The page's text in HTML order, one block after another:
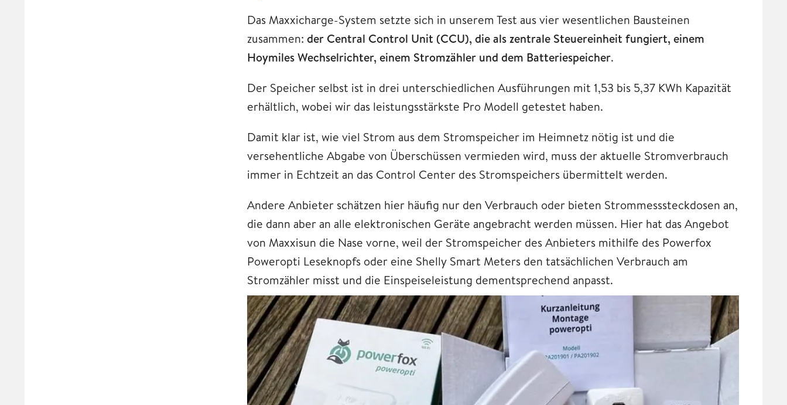
Das Maxxicharge-System setzte sich in unserem Test aus vier wesentlichen Bausteinen
zusammen: der Central Control Unit (CCU), die als zentrale Steuereinheit fungiert, einem
Hoymiles Wechselrichter, einem Stromzähler und dem Batteriespeicher.
Der Speicher selbst ist in drei unterschiedlichen Ausführungen mit 1,53 bis 5,37 KWh Kapazität
erhältlich, wobei wir das leistungsstärkste Pro Modell getestet haben.
Damit klar ist, wie viel Strom aus dem Stromspeicher im Heimnetz nötig ist und die
versehentliche Abgabe von Überschüssen vermieden wird, muss der aktuelle Stromverbrauch
immer in Echtzeit an das Control Center des Stromspeichers übermittelt werden.
Andere Anbieter schätzen hier häufig nur den Verbrauch oder bieten Strommesssteckdosen an,
die dann aber an alle elektronischen Geräte angebracht werden müssen. Hier hat das Angebot
von Maxxisun die Nase vorne, weil der Stromspeicher des Anbieters mithilfe des Powerfox
Poweropti Leseknopfs oder eine Shelly Smart Meters den tatsächlichen Verbrauch am
Stromzähler misst und die Einspeiseleistung dementsprechend anpasst.